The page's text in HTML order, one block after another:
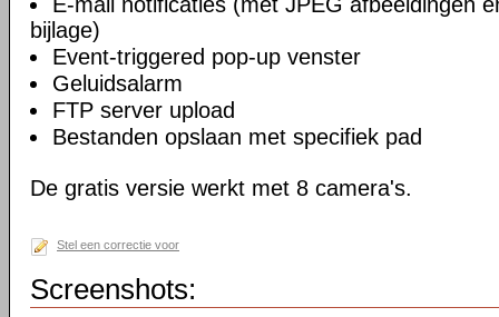
bijlage)
Event-triggered pop-up venster
Geluidsalarm
FTP server upload
Bestanden opslaan met specifiek pad
De gratis versie werkt met 8 camera's.
Stel een correctie voor
Screenshots: